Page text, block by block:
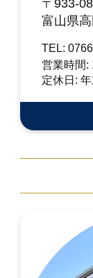
〒933-
富山県
TEL:
営業時間:
定休日: